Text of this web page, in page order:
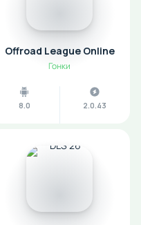
Offroad League Online
Гонки
8.0 2.0.43